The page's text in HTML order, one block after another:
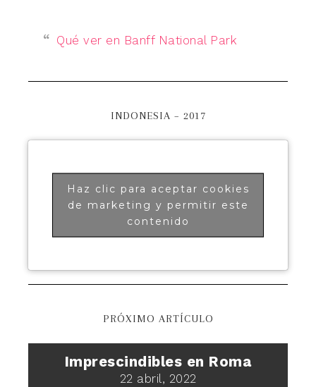
Qué ver en Banff National Park
INDONESIA – 2017
Haz clic para aceptar cookies
de marketing y permitir este
contenido
PRÓXIMO ARTÍCULO
Imprescindibles en Roma
22 abril, 2022